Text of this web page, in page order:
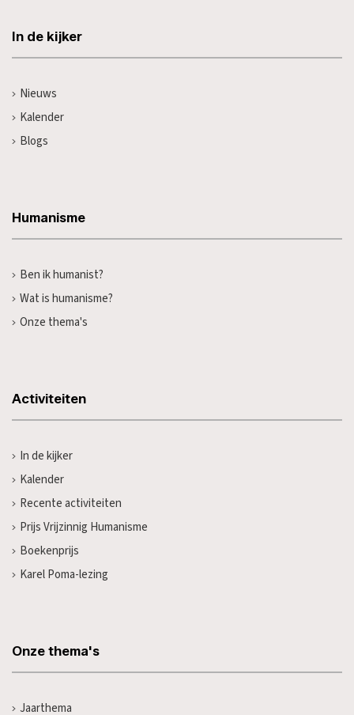
In de kijker
Nieuws
Kalender
Blogs
Humanisme
Ben ik humanist?
Wat is humanisme?
Onze thema's
Activiteiten
In de kijker
Kalender
Recente activiteiten
Prijs Vrijzinnig Humanisme
Boekenprijs
Karel Poma-lezing
Onze thema's
Jaarthema